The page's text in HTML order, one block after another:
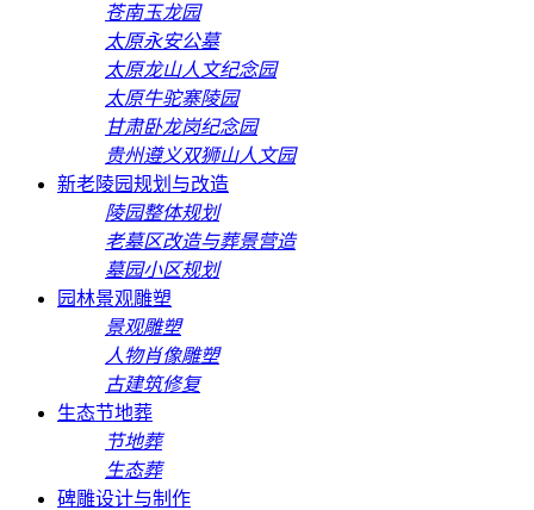
苍南玉龙园
太原永安公墓
太原龙山人文纪念园
太原牛驼寨陵园
甘肃卧龙岗纪念园
贵州遵义双狮山人文园
新老陵园规划与改造
陵园整体规划
老墓区改造与葬景营造
墓园小区规划
园林景观雕塑
景观雕塑
人物肖像雕塑
古建筑修复
生态节地葬
节地葬
生态葬
碑雕设计与制作